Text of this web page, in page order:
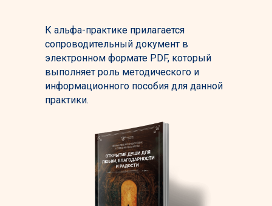
К альфа-практике прилагается
сопроводительный документ в
электронном формате PDF, который
выполняет роль методического и
информационного пособия для данной
практики.